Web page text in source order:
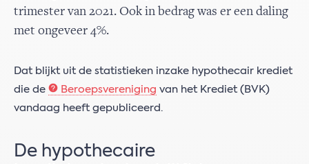
trimester van 2021. Ook in bedrag was er een daling
met ongeveer 4%.
Dat blijkt uit de statistieken inzake hypothecair krediet
die de
Beroepsvereniging van het Krediet (BVK)
vandaag heeft gepubliceerd.
De hypothecaire